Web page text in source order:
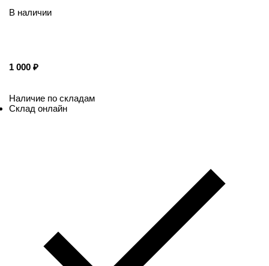
В наличии
1 000
Наличие по складам
Склад онлайн